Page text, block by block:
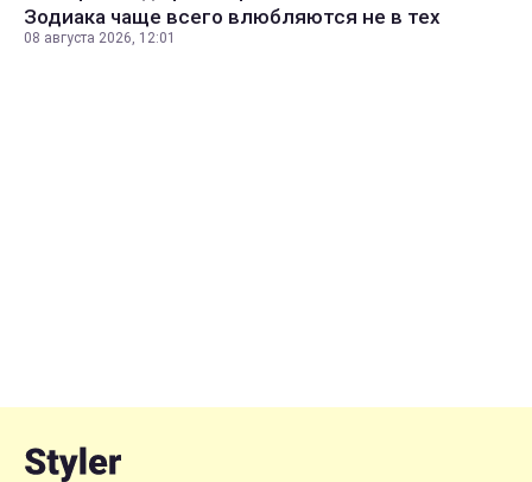
Зодиака чаще всего влюбляются не в тех
08 августа 2026, 12:01